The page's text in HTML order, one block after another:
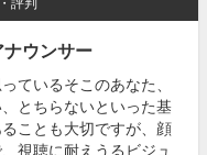
評判
ウンサー
ているそこのあなた、
とちらないといった基
ことも大切ですが、顔
視聴に耐えうるビジュ